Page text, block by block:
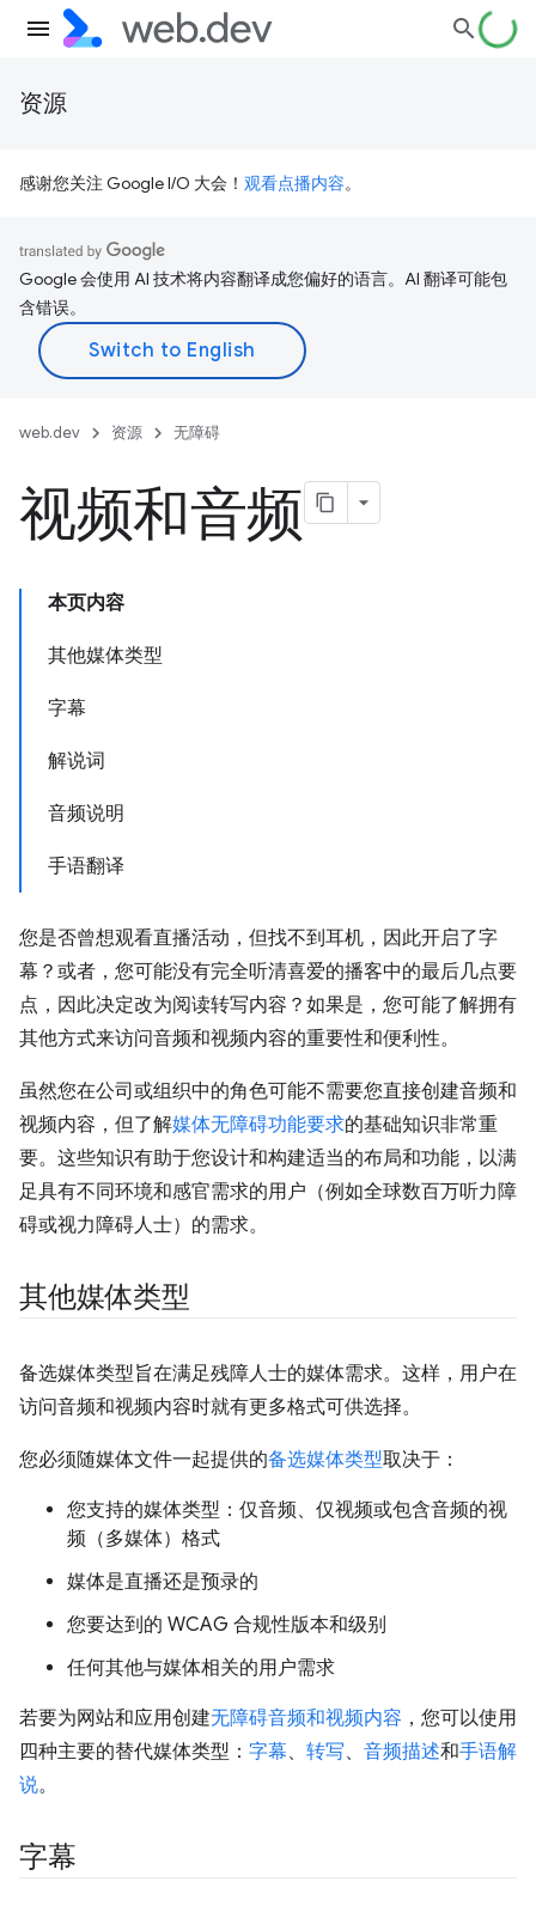
资源
感谢您关注 Google I/O 大会！ 观看点播内容。
Google 会使用 AI 技术将内容翻译成您偏好的语言。AI 翻译可能包
含错误。
web.dev 资源 无障碍
视频和音频
本页内容
其他媒体类型
字幕
解说词
音频说明
手语翻译
您是否曾想观看直播活动，但找不到耳机，因此开启了字
幕？或者，您可能没有完全听清喜爱的播客中的最后几点要
点，因此决定改为阅读转写内容？如果是，您可能了解拥有
其他方式来访问音频和视频内容的重要性和便利性。
虽然您在公司或组织中的角色可能不需要您直接创建音频和
视频内容，但了解媒体无障碍功能要求的基础知识非常重
要。这些知识有助于您设计和构建适当的布局和功能，以满
足具有不同环境和感官需求的用户（例如全球数百万听力障
碍或视力障碍人士）的需求。
其他媒体类型
备选媒体类型旨在满足残障人士的媒体需求。这样，用户在
访问音频和视频内容时就有更多格式可供选择。
您必须随媒体文件一起提供的备选媒体类型取决于：
您支持的媒体类型：仅音频、仅视频或包含音频的视
频（多媒体）格式
媒体是直播还是预录的
您要达到的 WCAG 合规性版本和级别
任何其他与媒体相关的用户需求
若要为网站和应用创建无障碍音频和视频内容 ，您可以使用
四种主要的替代媒体类型： 字幕、 转写、 音频描述和手语解
说。
字幕